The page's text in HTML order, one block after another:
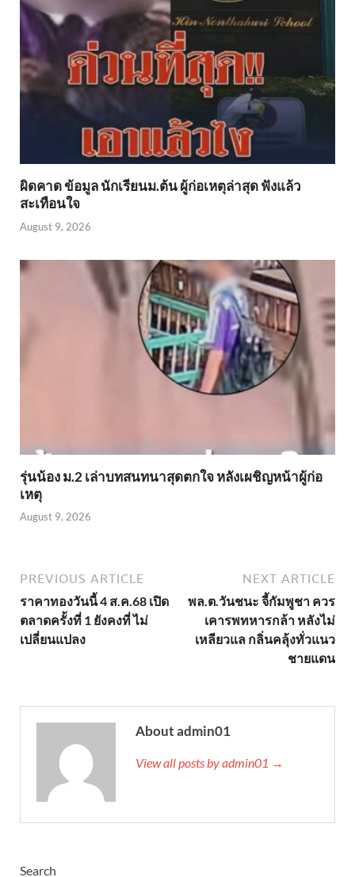
ผิดคาด ข้อมูล นักเรียนม.ต้น ผู้ก่อเหตุล่าสุด ฟังแล้ว
สะเทือนใจ
August 9, 2026
รุ่นน้อง ม.2 เล่าบทสนทนาสุดตกใจ หลังเผชิญหน้าผู้ก่อ
เหตุ
August 9, 2026
PREVIOUS ARTICLE
ราคาทองวันนี้ 4 ส.ค.68 เปิด
ตลาดครั้งที่ 1 ยังคงที่ ไม่
เปลี่ยนแปลง
NEXT ARTICLE
พล.ต.วันชนะ จี้กัมพูชา ควร
เคารพทหารกล้า หลังไม่
เหลียวแล กลิ่นคลุ้งทั่วแนว
ชายแดน
About admin01
View all posts by admin01 →
Search